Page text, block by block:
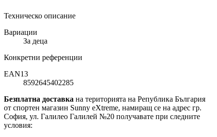
Техническо описание
Вариации
За деца
Конкретни референции
EAN13
8592645402285
Безплатна доставка на територията на Република България
от спортен магазин Sunny eXtreme, намиращ се на адрес гр.
София, ул. Галилео Галилей №20 получавате при следните
условия: